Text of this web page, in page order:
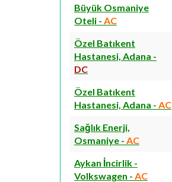
Büyük Osmaniye
Oteli - AC
Özel Batıkent
Hastanesi, Adana -
DC
Özel Batıkent
Hastanesi, Adana - AC
Sağlık Enerji,
Osmaniye - AC
Aykan İncirlik -
Volkswagen - AC